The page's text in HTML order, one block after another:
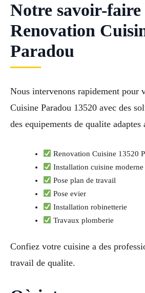
Notre savoir-faire
Renovation
Paradou
Nous intervenons rapidement pour
Cuisine Paradou 13520 avec des
des equipements de qualite
Renovation Cuisine 13520
Installation cuisine moderne
Pose plan de travail
Pose evier
Installation robinetterie
Travaux plomberie
Confiez votre cuisine a des
travail de qualite.